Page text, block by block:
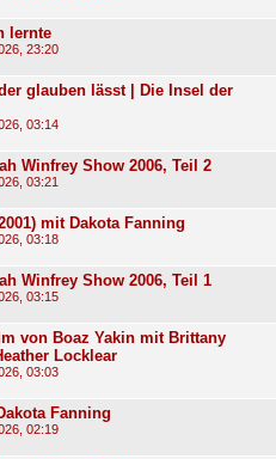
lernte
23:20
glauben lässt | Die Insel der
03:14
Winfrey Show 2006, Teil 2
03:21
mit Dakota Fanning
03:18
Winfrey Show 2006, Teil 1
03:15
von Boaz Yakin mit Brittany
Locklear
03:03
Fanning
02:19